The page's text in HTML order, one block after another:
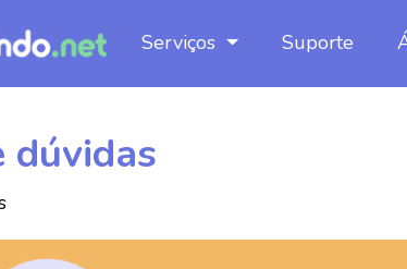
Serviços Suporte
dúvidas